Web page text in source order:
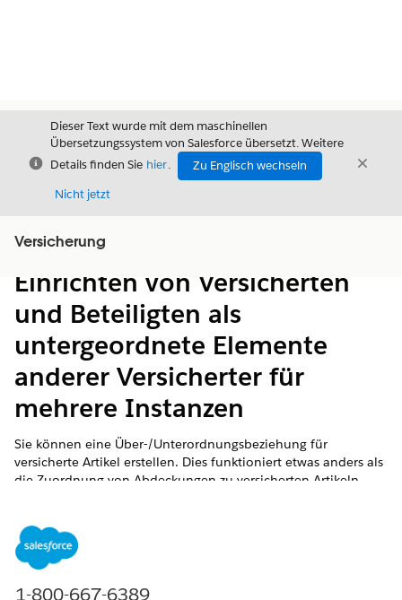
Schließen
Dieser Text wurde mit dem maschinellen
Übersetzungssystem von Salesforce übersetzt. Weitere
Details finden Sie hier.
Zu Englisch wechseln
Nicht jetzt
VersicherungInhalt anzeigen
Inhalt
Einrichten von Versicherten
und Beteiligten als
untergeordnete Elemente
anderer Versicherter für
mehrere Instanzen
Sie können eine Über-/Unterordnungsbeziehung für
versicherte Artikel erstellen. Dies funktioniert etwas anders als
die Zuordnung von Abdeckungen zu versicherten Artikeln.
versicherten Elemente hinzu, die Sie als übergeordnete
und untergeordnete Elemente einrichten möchten.
Klicken Sie auf das Symbol im grauen Balken des
1-800-667-6389